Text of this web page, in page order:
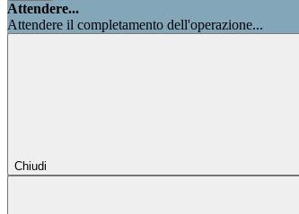
Attendere...
Attendere il completamento dell'operazione...
Chiudi